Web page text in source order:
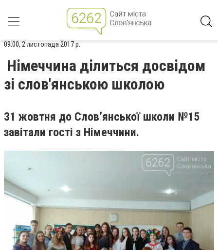
09:00, 2 листопада 2017 р.
Німеччина ділиться досвідом
зі слов'янською школою
31 жовтня до Слов’янської школи №15
завітали гості з Німеччини.